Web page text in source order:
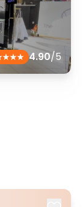
4.90/5